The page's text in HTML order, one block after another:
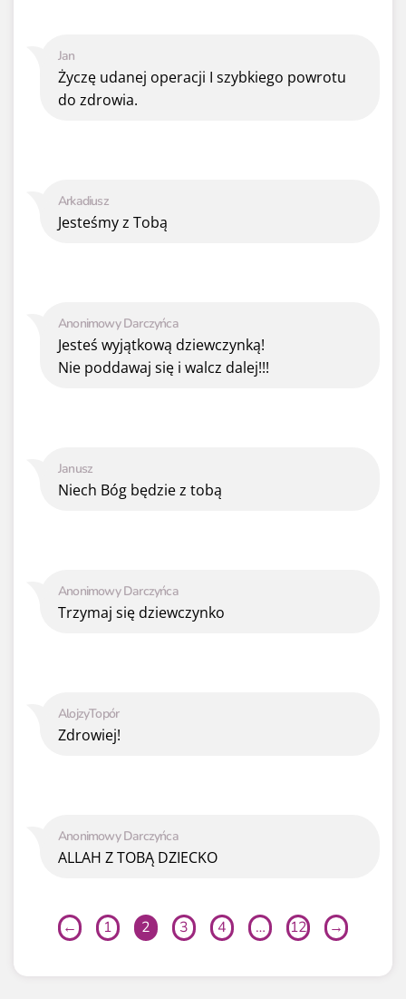
Anonimowy Darczyńca
ALLAH Z TOBĄ DZIECKO
AlojzyTopór
Zdrowiej!
Anonimowy Darczyńca
Trzymaj się dziewczynko
Janusz
Niech Bóg będzie z tobą
Anonimowy Darczyńca
Jesteś wyjątkową dziewczynką!
Nie poddawaj się i walcz dalej!!!
Arkadiusz
Jesteśmy z Tobą
Jan
Życzę udanej operacji I szybkiego powrotu
do zdrowia.
← 1 2 3 4 … 12 →